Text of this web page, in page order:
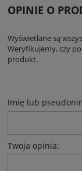
OPINIE O
Wyświetlane są
Weryfikujemy, czy
produkt.
Imię lub
Twoja opinia: